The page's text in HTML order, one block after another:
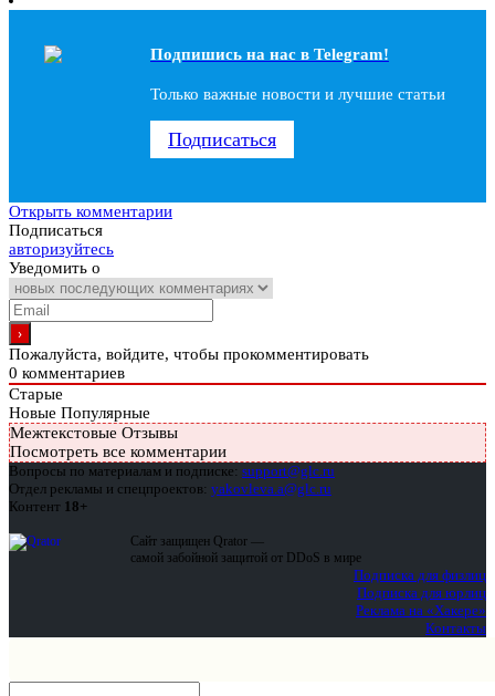
Подпишись на наc в Telegram!
Только важные новости и лучшие статьи
Подписаться
Открыть комментарии
Подписаться
авторизуйтесь
Уведомить о
Пожалуйста, войдите, чтобы прокомментировать
0 комментариев
Старые
Новые Популярные
Межтекстовые Отзывы
Посмотреть все комментарии
Вопросы по материалам и подписке: support@glc.ru
Отдел рекламы и спецпроектов: yakovleva.a@glc.ru
Контент 18+
Сайт защищен Qrator —
самой забойной защитой от DDoS в мире
Подписка для физлиц
Подписка для юрлиц
Реклама на «Хакере»
Контакты